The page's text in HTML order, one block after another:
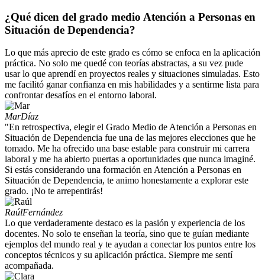
¿Qué dicen del grado medio Atención a Personas en
Situación de Dependencia?
Lo que más aprecio de este grado es cómo se enfoca en la aplicación
práctica. No solo me quedé con teorías abstractas, a su vez pude
usar lo que aprendí en proyectos reales y situaciones simuladas. Esto
me facilitó ganar confianza en mis habilidades y a sentirme lista para
confrontar desafíos en el entorno laboral.
MarDíaz
"En retrospectiva, elegir el Grado Medio de Atención a Personas en
Situación de Dependencia fue una de las mejores elecciones que he
tomado. Me ha ofrecido una base estable para construir mi carrera
laboral y me ha abierto puertas a oportunidades que nunca imaginé.
Si estás considerando una formación en Atención a Personas en
Situación de Dependencia, te animo honestamente a explorar este
grado. ¡No te arrepentirás!
RaúlFernández
Lo que verdaderamente destaco es la pasión y experiencia de los
docentes. No solo te enseñan la teoría, sino que te guían mediante
ejemplos del mundo real y te ayudan a conectar los puntos entre los
conceptos técnicos y su aplicación práctica. Siempre me sentí
acompañada.